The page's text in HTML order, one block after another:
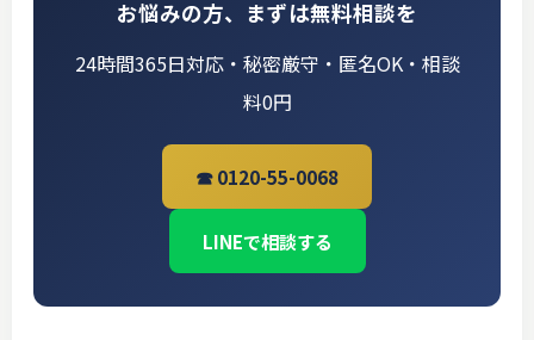
お悩みの方、まずは無料相談を
24時間365日対応・秘密厳守・匿名OK・相談
料0円
☎ 0120-55-0068
LINEで相談する